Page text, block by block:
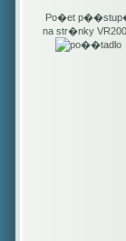
Po�et
na str�nky